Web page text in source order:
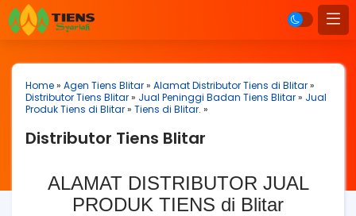
Home» Agen Tiens Blitar» Alamat Distributor Tiens di Blitar»
Distributor Tiens Blitar» Jual Peninggi Badan Tiens Blitar» Jual
Produk Tiens di Blitar» Tiens di Blitar. »
Distributor Tiens Blitar
ALAMAT DISTRIBUTOR JUAL
PRODUK TIENS di Blitar